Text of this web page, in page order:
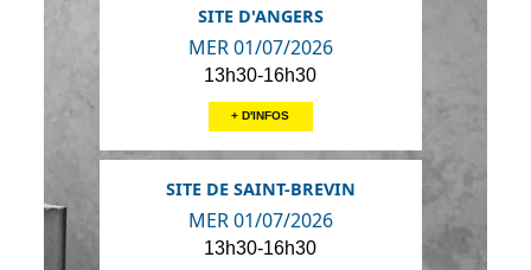
SITE D'ANGERS
MER 01/07/2026
13h30-16h30
+ D'INFOS
SITE DE SAINT-BREVIN
MER 01/07/2026
13h30-16h30